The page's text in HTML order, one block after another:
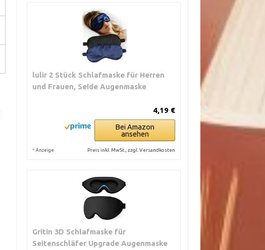
lulir 2 Stück Schlafmaske für Herren
und Frauen, Seide Augenmaske
4,19 €
Bei Amazon
ansehen
* Anzeige Preis inkl. MwSt., zzgl. Versandkosten
Gritin 3D Schlafmaske für
Seitenschläfer Upgrade Augenmaske